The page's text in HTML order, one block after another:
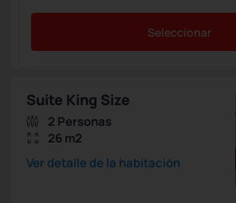
Seleccionar
Suite King Size
2 Personas
26 m2
Ver detalle de la habitación